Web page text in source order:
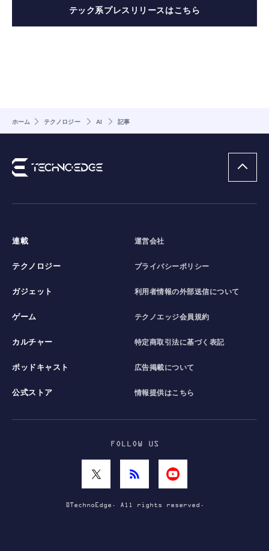
テック系プレスリリースはこちら
ホーム テクノロジー AI 記事
連載
テクノロジー
ガジェット
ゲーム
カルチャー
ポッドキャスト
公式ストア
運営会社
プライバシーポリシー
利用者情報の外部送信について
テクノエッジ会員規約
特定商取引法に基づく表記
広告掲載について
情報提供はこちら
FOLLOW US
©TechnoEdge. All rights reserved.